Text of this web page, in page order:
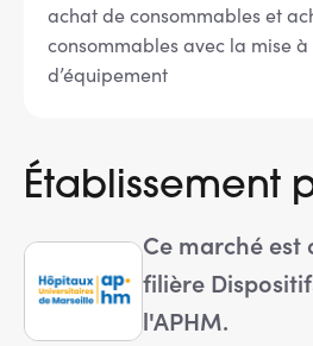
achat de consommables et
consommables avec la mise
d’équipement
Établissement
Ce marché
filière
l'APHM.